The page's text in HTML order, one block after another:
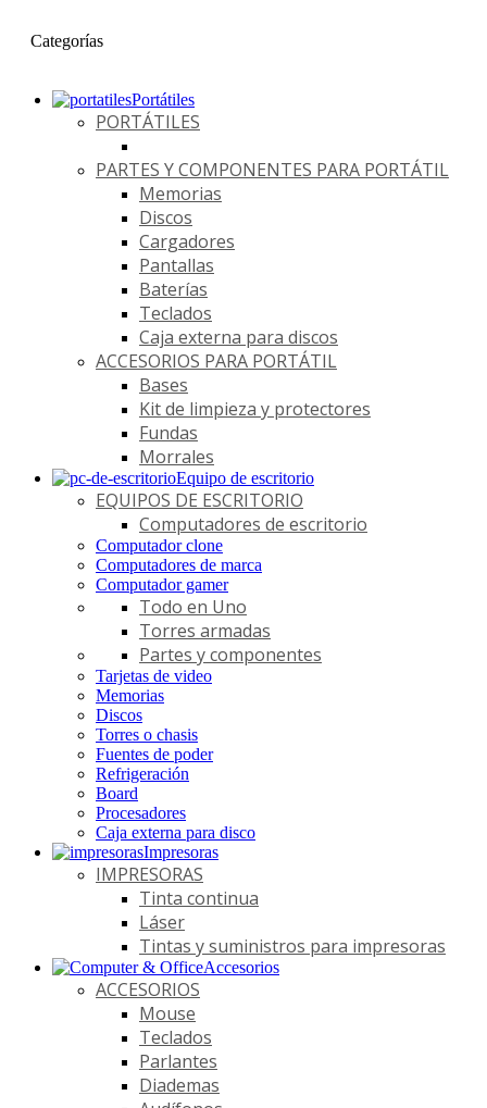
Categorías
Portátiles
PORTÁTILES
PARTES Y COMPONENTES PARA PORTÁTIL
Memorias
Discos
Cargadores
Pantallas
Baterías
Teclados
Caja externa para discos
ACCESORIOS PARA PORTÁTIL
Bases
Kit de limpieza y protectores
Fundas
Morrales
Equipo de escritorio
EQUIPOS DE ESCRITORIO
Computadores de escritorio
Computador clone
Computadores de marca
Computador gamer
Todo en Uno
Torres armadas
Partes y componentes
Tarjetas de video
Memorias
Discos
Torres o chasis
Fuentes de poder
Refrigeración
Board
Procesadores
Caja externa para disco
Impresoras
IMPRESORAS
Tinta continua
Láser
Tintas y suministros para impresoras
Accesorios
ACCESORIOS
Mouse
Teclados
Parlantes
Diademas